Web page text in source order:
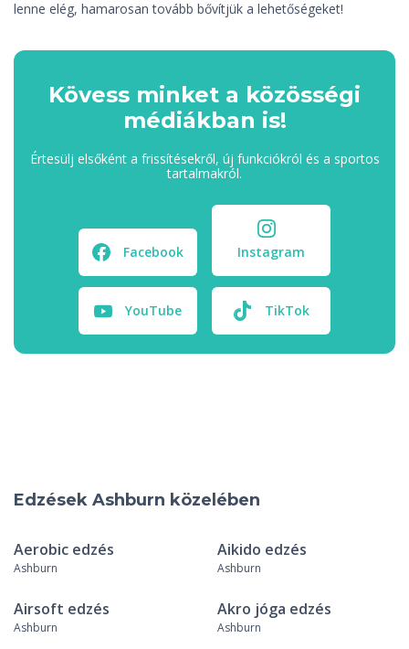
lenne elég, hamarosan tovább bővítjük a lehetőségeket!
Kövess minket a közösségi
médiákban is!
Értesülj elsőként a frissítésekről, új funkciókról és a sportos
tartalmakról.
Facebook Instagram
YouTube TikTok
Edzések Ashburn közelében
Aerobic edzés
Ashburn
Aikido edzés
Ashburn
Airsoft edzés
Ashburn
Akro jóga edzés
Ashburn